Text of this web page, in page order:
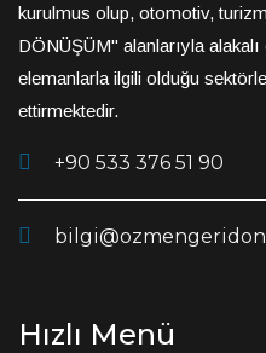
kurulmus olup, otomotiv,
DÖNÜŞÜM" alanlarıyla
elemanlarla ilgili olduğu
ettirmektedir.
+90 533 376 51 90
Hızlı Menü